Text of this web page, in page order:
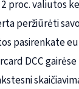
proc. valiutos
peržiūrėti
pasirenkate
DCC